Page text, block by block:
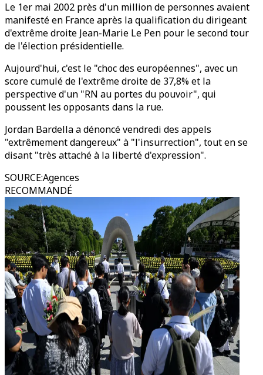
Le 1er mai 2002 près d'un million de personnes avaient
manifesté en France après la qualification du dirigeant
d'extrême droite Jean-Marie Le Pen pour le second tour
de l'élection présidentielle.
Aujourd'hui, c'est le "choc des européennes", avec un
score cumulé de l'extrême droite de 37,8% et la
perspective d'un "RN au portes du pouvoir", qui
poussent les opposants dans la rue.
Jordan Bardella a dénoncé vendredi des appels
"extrêmement dangereux" à "l'insurrection", tout en se
disant "très attaché à la liberté d'expression".
SOURCE:Agences
RECOMMANDÉ